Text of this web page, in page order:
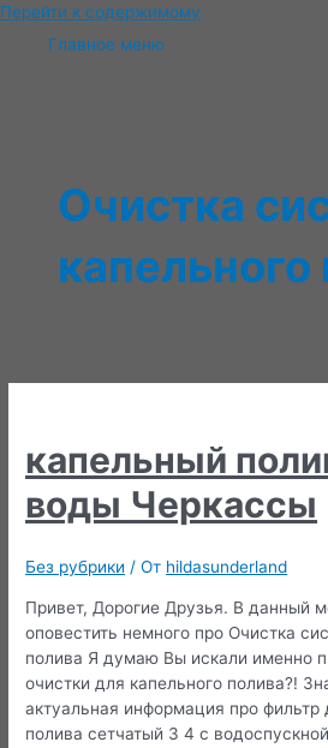
Перейти к содержимому
Главное меню
Очистка
капельного
капельный
воды Черкассы
Без рубрики / От hildasunderland
Привет, Дорогие Друзья. В данный
оповестить немного про Очистка
полива Я думаю Вы искали именно
очистки для капельного полива?!
актуальная информация про фильтр
полива сетчатый 3 4 с